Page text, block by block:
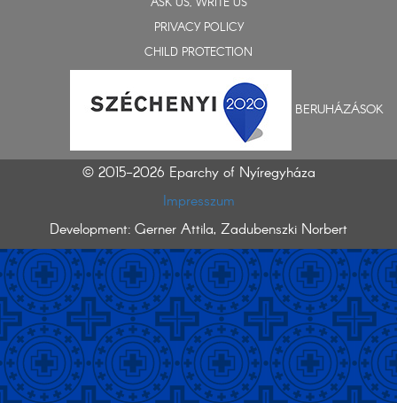
PRIVACY POLICY
CHILD PROTECTION
BERUHÁZÁSOK
© 2015-2026 Eparchy of Nyíregyháza
Impresszum
Development: Gerner Attila, Zadubenszki Norbert